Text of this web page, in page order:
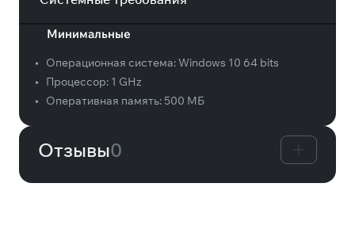
Минимальные
• Операционная система:Windows 10 64 bits
•
Процессор: 1 GHz
•
Оперативная память: 500 МБ
Отзывы0